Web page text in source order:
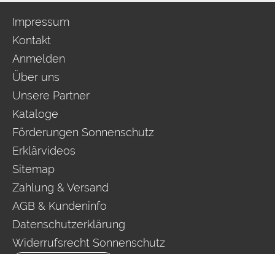
Impressum
Kontakt
Anmelden
Über uns
Unsere Partner
Kataloge
Förderungen Sonnenschutz
Erklärvideos
Sitemap
Zahlung & Versand
AGB & Kundeninfo
Datenschutzerklärung
Widerrufsrecht Sonnenschutz